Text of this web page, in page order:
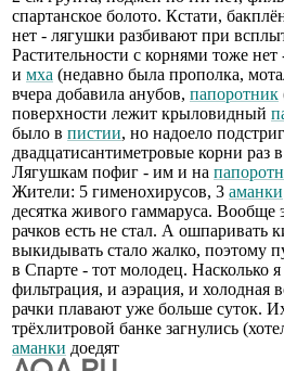
спартанское болото. Кстати,
нет - лягушки разбивают при
Растительности с корнями тоже нет
и мха (недавно была прополка,
вчера добавила анубов, папоротник
поверхности лежит крыловидный
было в пистии, но надоело
двадцатисантиметровые корни раз
Лягушкам пофиг - им и на
Жители: 5 гименохирусов, 3 аманки
десятка живого гаммаруса.
рачков есть не стал. А ошпаривать
выкидывать стало жалко, поэтому
в Спарте - тот молодец. Насколько
фильтрация, и аэрация, и холодная
рачки плавают уже больше суток.
трёхлитровой банке загнулись
аманки доедят